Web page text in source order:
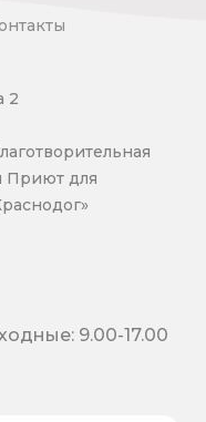
2
Приют для
9.00-17.00